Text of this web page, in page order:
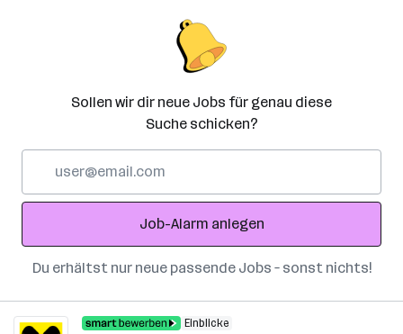
Sollen wir dir neue Jobs für genau diese
Suche schicken?
Adresse
Job-Alarm anlegen
Du erhältst nur neue passende Jobs – sonst nichts!
Einblicke